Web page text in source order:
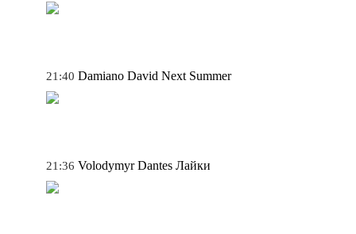
21:40 Damiano David Next Summer
21:36 Volodymyr Dantes Лайки